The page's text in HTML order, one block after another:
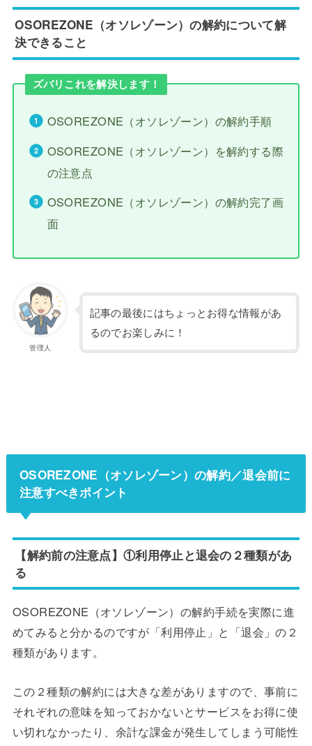
OSOREZONE（オソレゾーン）の解約について解
決できること
ズバリこれを解決します！
OSOREZONE（オソレゾーン）の解約手順
OSOREZONE（オソレゾーン）を解約する際
の注意点
OSOREZONE（オソレゾーン）の解約完了画
面
管理人
記事の最後にはちょっとお得な情報があ
るのでお楽しみに！
OSOREZONE（オソレゾーン）の解約／退会前に
注意すべきポイント
【解約前の注意点】①利用停止と退会の２種類があ
る
OSOREZONE（オソレゾーン）の解約手続を実際に進
めてみると分かるのですが「利用停止」と「退会」の２
種類があります。
この２種類の解約には大きな差がありますので、事前に
それぞれの意味を知っておかないとサービスをお得に使
い切れなかったり、余計な課金が発生してしまう可能性